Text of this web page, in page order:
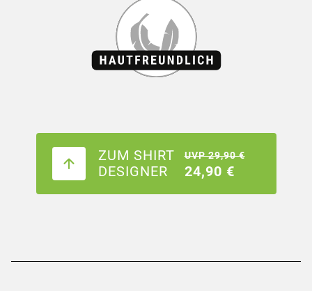
ZUM SHIRT
DESIGNER
UVP 29,90 €
24,90 €